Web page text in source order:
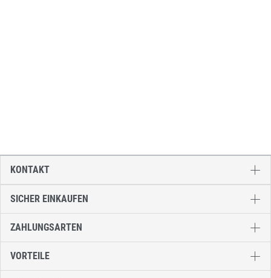
SICHER EINKAUFEN
ZAHLUNGSARTEN
VORTEILE
KONTAKT